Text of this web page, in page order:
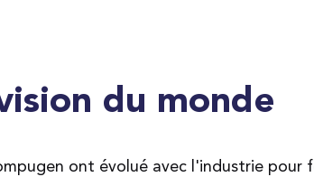
du monde
ont évolué avec l'industrie pour